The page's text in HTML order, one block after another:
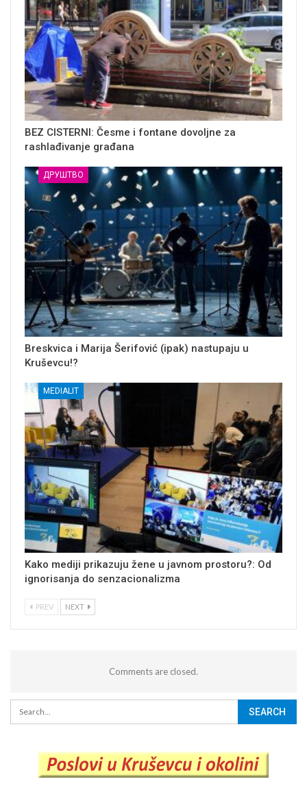
BEZ CISTERNI: Česme i fontane dovoljne za
rashlađivanje građana
ДРУШТВО
Breskvica i Marija Šerifović (ipak) nastupaju u
Kruševcu!?
MEDIALIT
Kako mediji prikazuju žene u javnom prostoru?: Od
ignorisanja do senzacionalizma
PREV NEXT
Comments are closed.